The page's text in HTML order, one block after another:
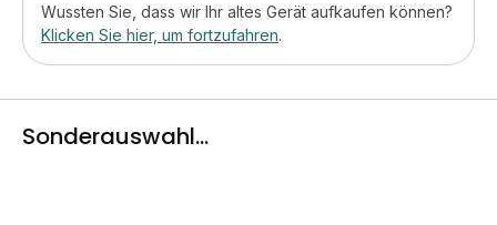
Wussten Sie, dass wir Ihr altes Gerät aufkaufen können?
Klicken Sie hier, um fortzufahren.
Sonderauswahl...